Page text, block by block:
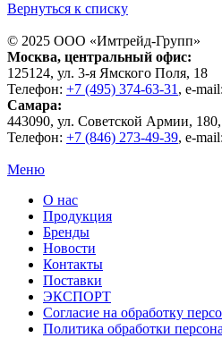
Вернуться к списку
© 2025 ООО «Имтрейд-Групп»
Москва, центральный офис:
125124, ул. 3-я Ямского Поля, 18
Телефон: +7 (495) 374-63-31 , e-mail:
Самара:
443090, ул. Советской Армии, 180,
Телефон: +7 (846) 273-49-39, e-mail:
Меню
О нас
Продукция
Бренды
Новости
Контакты
Поставки
ЭКСПОРТ
Согласие на обработку
Политика обработки